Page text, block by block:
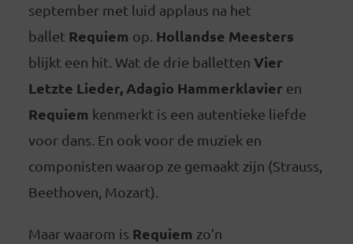
september met luid applaus na het
ballet Requiem op. Hollandse Meesters
blijkt een hit. Wat de drie balletten Vier
Letzte Lieder, Adagio Hammerklavier en
Requiem kenmerkt is een autentieke liefde
voor dans. En ook voor de muziek en
componisten waarop ze gemaakt zijn (Strauss,
Beethoven, Mozart).
Maar waarom is Requiem zo’n